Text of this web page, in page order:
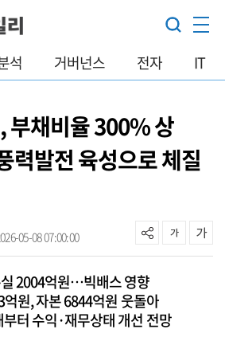
석 거버넌스 전자 IT
부채비율 300% 상
발전 육성으로 체질
05-08 07:00:00
2004억원…빅배스 영향
원, 자본 6844억원 웃돌아
터 수익·재무상태 개선 전망